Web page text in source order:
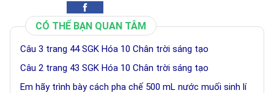
CÓ THỂ BẠN QUAN TÂM
Câu 3 trang 44 SGK Hóa 10 Chân trời sáng tạo
Câu 2 trang 43 SGK Hóa 10 Chân trời sáng tạo
Em hãy trình bày cách pha chế 500 mL nước muối sinh lí